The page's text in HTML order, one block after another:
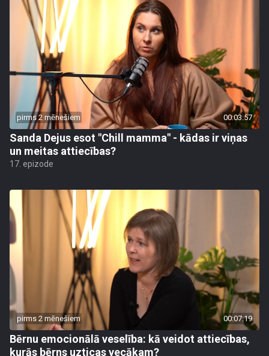
pirms 2 mēnešiem 00:03:57
Sanda Dejus esot "Chill mamma" - kādas ir viņas
un meitas attiecības?
17. epizode
pirms 2 mēnešiem 00:07:19
Bērnu emocionālā veselība: kā veidot attiecības,
kurās bērns uzticas vecākam?